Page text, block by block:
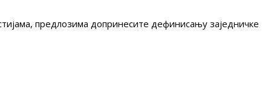
предлозима допринесите дефинисању заједничке